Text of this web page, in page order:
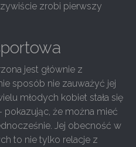
zrobi pierwszy
jest głównie z
sposób nie zauważyć jej
młodych kobiet stała się
że można mieć
Jej obecność w
to nie tylko relacje z